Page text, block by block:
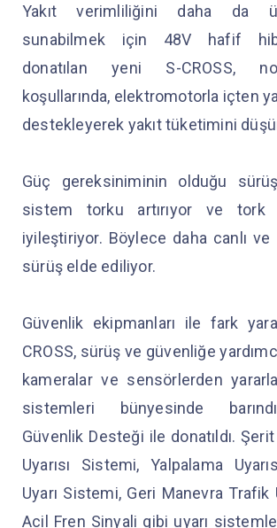
Yakıt verimliliğini daha da
sunabilmek için 48V hafif
donatılan yeni S-CROSS,
koşullarında, elektromotorla içten
destekleyerek yakıt tüketimini
Güç gereksiniminin olduğu sürüş
sistem torku artırıyor ve tork
iyileştiriyor. Böylece daha canlı ve
sürüş elde ediliyor.
Güvenlik ekipmanları ile fark
CROSS, sürüş ve güvenliğe
kameralar ve sensörlerden
sistemleri bünyesinde
Güvenlik Desteği ile donatıldı.
Uyarısı Sistemi, Yalpalama
Uyarı Sistemi, Geri Manevra Trafik
Acil Fren Sinyali gibi uyarı